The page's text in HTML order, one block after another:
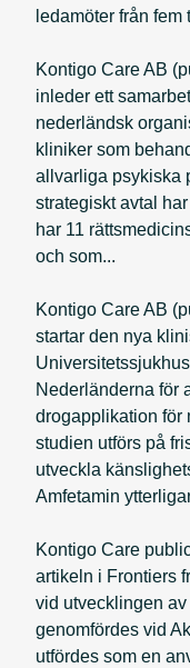
ledamöter från fem
Kontigo Care AB
inleder ett
nederländsk
kliniker som
allvarliga psykiska
strategiskt avtal
har 11
och som...
Kontigo Care AB
startar den nya
Nederländerna för
drogapplikation för
studien utförs på
utveckla
Amfetamin
Kontigo Care
artikeln i Frontiers
vid utvecklingen
genomfördes vid
utfördes som en